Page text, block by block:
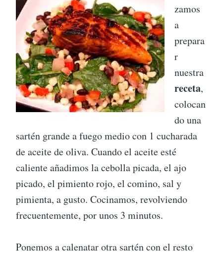
zamos
a
prepara
r
nuestra
receta,
colocan
do una
sartén grande a fuego medio con 1 cucharada
de aceite de oliva. Cuando el aceite esté
caliente añadimos la cebolla picada, el ajo
picado, el pimiento rojo, el comino, sal y
pimienta, a gusto. Cocinamos, revolviendo
frecuentemente, por unos 3 minutos.
Ponemos a calenatar otra sartén con el resto